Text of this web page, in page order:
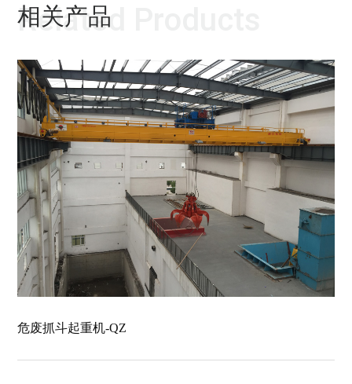
Related Products
相关产品
危废抓斗起重机-QZ